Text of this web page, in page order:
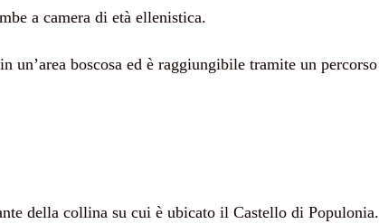
a camera di età ellenistica.
boscosa ed è raggiungibile tramite un
della collina su cui è ubicato il Castello di Populonia.